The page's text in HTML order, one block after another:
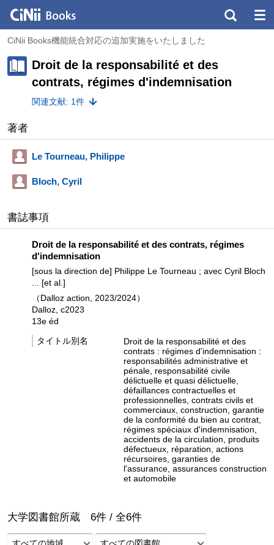
CiNii Books機能統合対応の追加実施をいたしました
Droit de la responsabilité et des
contrats, régimes d'indemnisation
関連文献: 1件
著者
Le Tourneau, Philippe
Bloch, Cyril
書誌事項
Droit de la responsabilité et des contrats, régimes
d'indemnisation
[sous la direction de] Philippe Le Tourneau ; avec Cyril Bloch
... [et al.]
（Dalloz action, 2023/2024）
Dalloz, c2023
13e éd
タイトル別名
Droit de la responsabilité et des
contrats : régimes d'indemnisation :
responsabilités administrative et
pénale, responsabilité civile
délictuelle et quasi délictuelle,
défaillances contractuelles et
professionnelles, contrats civils et
commerciaux, construction, garantie
de la conformité du bien au contrat,
régimes spéciaux d'indemnisation,
accidents de la circulation, produits
défectueux, réparation, actions
récursoires, garanties de
l'assurance, assurances construction
et automobile
大学図書館所蔵 6件 / 全6件
すべての地域
すべての図書館